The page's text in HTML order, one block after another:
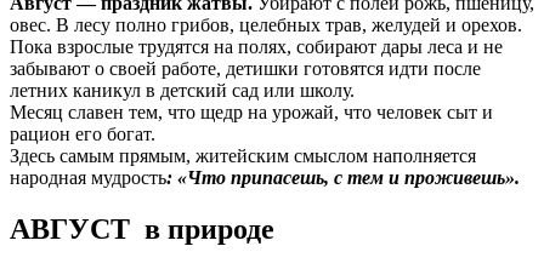
овес. В лесу полно грибов, целебных трав, желудей и орехов.
Пока взрослые трудятся на полях, собирают дары леса и не
забывают о своей работе, детишки готовятся идти после
летних каникул в детский сад или школу.
Месяц славен тем, что щедр на урожай, что человек сыт и
рацион его богат.
Здесь самым прямым, житейским смыслом наполняется
народная мудрость: «Что припасешь, с тем и проживешь».
АВГУСТ в природе